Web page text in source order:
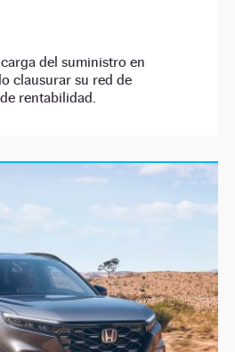
del suministro en
clausurar su red de
rentabilidad.